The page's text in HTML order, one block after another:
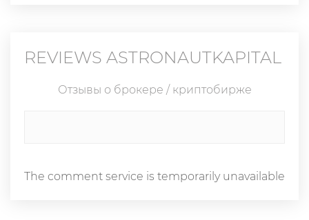
REVIEWS ASTRONAUTKAPITAL
Отзывы о брокере / криптобирже
The comment service is temporarily unavailable